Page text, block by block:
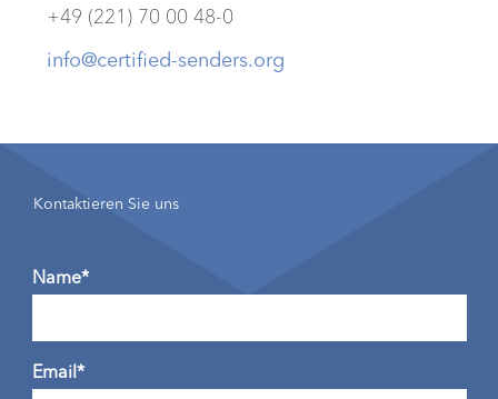
+49 (221) 70 00 48-0
info@certified-senders.org
Kontaktieren Sie uns
Name*
Email*